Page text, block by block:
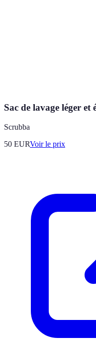
Sac de lavage léger et
Scrubba
50 EURVoir le prix